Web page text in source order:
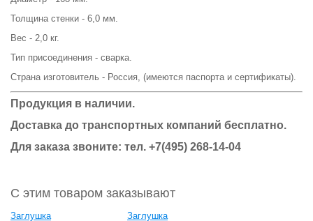
Толщина стенки - 6,0 мм.
Вес - 2,0 кг.
Тип присоединения - сварка.
Страна изготовитель - Россия, (имеются паспорта и сертификаты).
Продукция в наличии.
Доставка до транспортных компаний бесплатно.
Для заказа звоните: тел. +7(495) 268-14-04
С этим товаром заказывают
Заглушка
Заглушка